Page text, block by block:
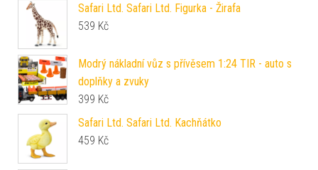
Safari Ltd. Safari Ltd. Figurka - Žirafa
539 Kč
Modrý nákladní vůz s přívěsem 1:24 TIR - auto s
doplňky a zvuky
399 Kč
Safari Ltd. Safari Ltd. Kachňátko
459 Kč